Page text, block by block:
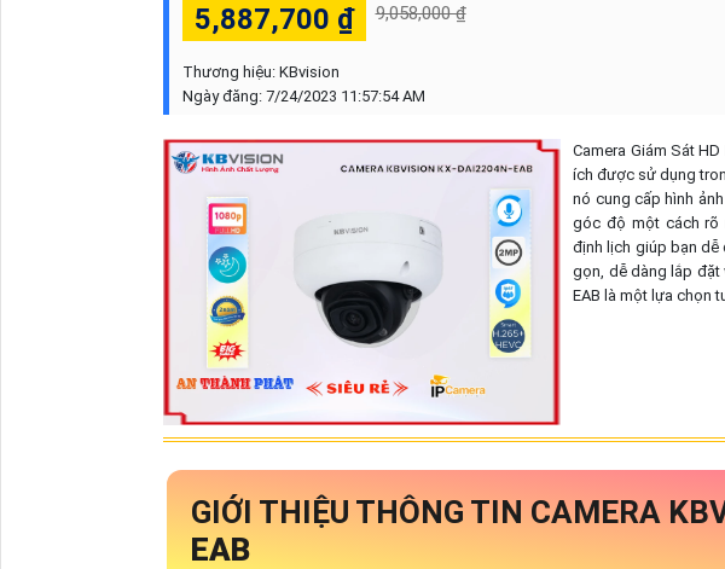
5,887,700 ₫ 9,058,000 ₫
Thương hiệu: KBvision
Ngày đăng: 7/24/2023 11:57:54 AM
Camera Giám Sát
ích được sử dụng
nó cung cấp hình
góc độ một cách rõ
định lịch giúp bạn dễ
gọn, dễ dàng lắp đặt
EAB là một lựa chọn
GIỚI THIỆU THÔNG TIN CAMERA
EAB